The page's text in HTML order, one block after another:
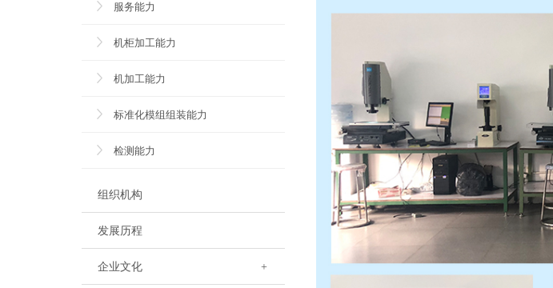
服务能力
机柜加工能力
机加工能力
标准化模组组装能力
检测能力
组织机构
发展历程
+
企业文化